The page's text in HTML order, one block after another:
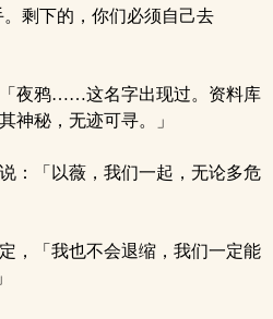
剩下的，你们必须自己去
夜鸦……这名字出现过。资料库
神秘，无迹可寻。」
：「以薇，我们一起，无论多危
，「我也不会退缩，我们一定能